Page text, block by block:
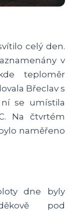
celý den.
v
teploměr
Břeclav s
se umístila
Na čtvrtém
naměřeno
dne byly
pod